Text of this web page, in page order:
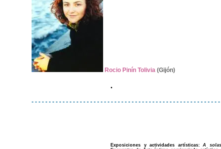
Rocio Pinín Tolivia (Gijón)
.
- - - - - - - - - - - - - - - - - - - - - - - - - - - - - - - - - - - - - - - - - - - - - - - - - - - - - -
Exposiciones y actividades artísticas:A